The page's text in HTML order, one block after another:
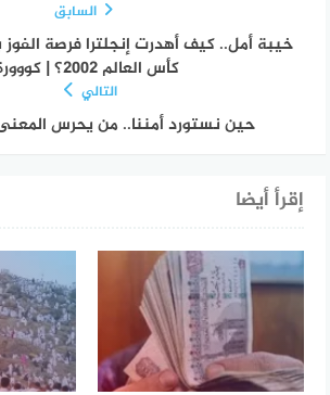
السابق
خيبة أمل.. كيف أهدرت إنجلترا فرصة الفوز
كأس العالم 2002؟ | كووورة
التالي
حين نستورد أمننا.. من يحرس
إقرأ أيضا